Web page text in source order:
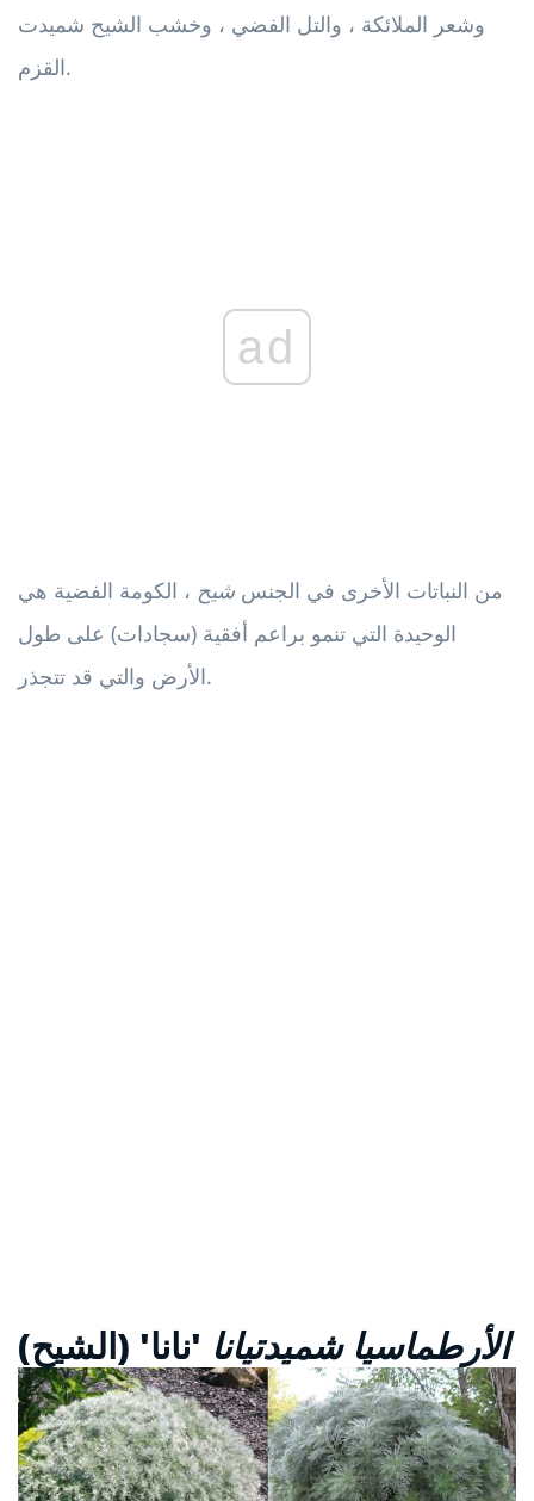
وشعر الملائكة ، والتل الفضي ، وخشب الشيح شميدت
القزم.
ad
من النباتات الأخرى في الجنس شيح ، الكومة الفضية هي
الوحيدة التي تنمو براعم أفقية (سجادات) على طول
الأرض والتي قد تتجذر.
الأرطماسيا شميدتيانا 'نانا' (الشيح)